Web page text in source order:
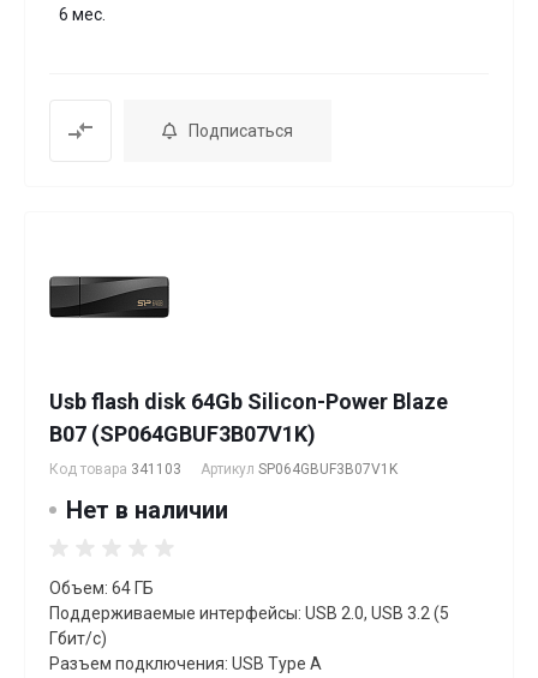
6 мес.
Подписаться
Usb flash disk 64Gb Silicon-Power Blaze
B07 (SP064GBUF3B07V1K)
Код товара 341103 Артикул SP064GBUF3B07V1K
Нет в наличии
Объем: 64 ГБ
Поддерживаемые интерфейсы: USB 2.0, USB 3.2 (5
Гбит/с)
Разъем подключения: USB Type A